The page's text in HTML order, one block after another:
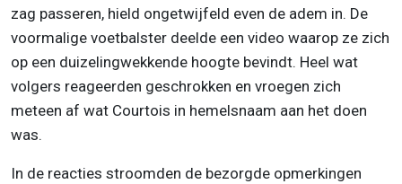
zag passeren, hield ongetwijfeld even de adem in. De
voormalige voetbalster deelde een video waarop ze zich
op een duizelingwekkende hoogte bevindt. Heel wat
volgers reageerden geschrokken en vroegen zich
meteen af wat Courtois in hemelsnaam aan het doen
was.
In de reacties stroomden de bezorgde opmerkingen